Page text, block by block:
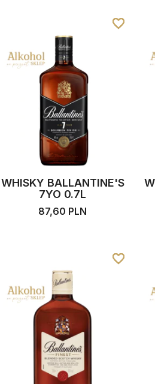
WHISKY BALLANTINE'S
7YO 0.7L
87,60 PLN
favorite_border
favorite_border
favorite_border
favorite_border
favorite_border
favorite_border